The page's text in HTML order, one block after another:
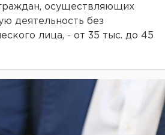
осуществляющих
деятельность без
лица, - от 35 тыс. до 45